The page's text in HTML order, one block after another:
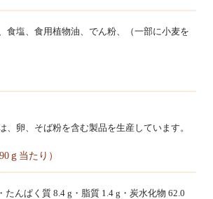
食塩、食用植物油、でん粉、（一部に小麦を
、卵、そば粉を含む製品を生産しています。
ｇ当たり）
たんぱく質 8.4 g・脂質 1.4 g・炭水化物 62.0